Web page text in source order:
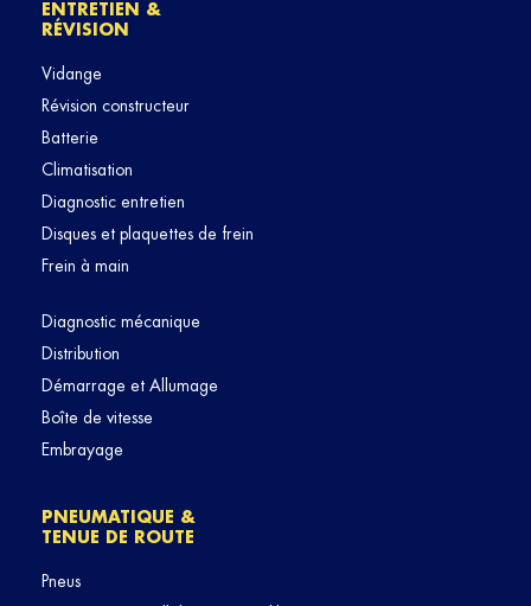
ENTRETIEN &
RÉVISION
Vidange
Révision constructeur
Batterie
Climatisation
Diagnostic entretien
Disques et plaquettes de frein
Frein à main
Diagnostic mécanique
Distribution
Démarrage et Allumage
Boîte de vitesse
Embrayage
PNEUMATIQUE &
TENUE DE ROUTE
Pneus